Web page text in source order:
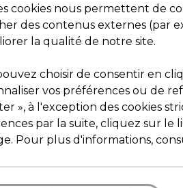
Description
Le fil nylon incolore
distributrices avec
cookies nous permettent de
des contenus externes (par
la qualité de notre site.
choisir de consentir en
vos préférences ou de
», à l'exception des cookies
par la suite, cliquez sur le
Pour plus d'informations,